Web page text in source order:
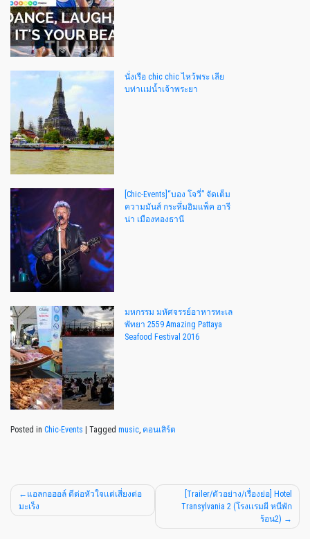
นั่งเรือ chic chic ไหว้พระ เลีย
บท่าเเม่น้ำเจ้าพระยา
[Chic-Events]“บอง โจวี่” จัดเต็ม
ความมันส์ กระหึ่มอิมแพ็ค อารี
น่า เมืองทองธานี
มหกรรม มหัศจรรย์อาหารทะเล
พัทยา 2559 Amazing Pattaya
Seafood Festival 2016
Posted in Chic-Events Tagged music, คอนเสิร์ต
แอลกอฮอล์ ดีต่อหัวใจเเต่เสี่ยงต่อ
มะเร็ง
[Trailer/ตัวอย่าง/เรื่องย่อ] Hotel
Transylvania 2 (โรงเเรมผี หนีพัก
ร้อน2)